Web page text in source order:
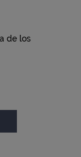
de los